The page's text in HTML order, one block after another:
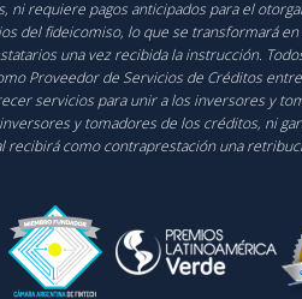
ni requiere pagos anticipados para el
del fideicomiso, lo que se transformará
una vez recibida la instrucción.
Proveedor de Servicios de Créditos
servicios para unir a los inversores y
y tomadores de los créditos, ni
recibirá como contraprestación una